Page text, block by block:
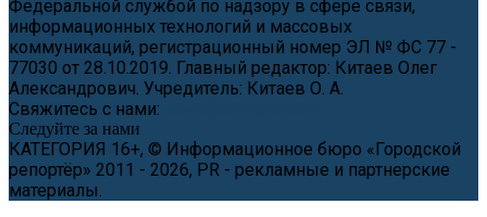
Федеральной службой по надзору в сфере связи,
информационных технологий и массовых
коммуникаций, регистрационный номер ЭЛ № ФС 77 -
77030 от 28.10.2019. Главный редактор: Китаев Олег
Александрович. Учредитель: Китаев О. А.
Свяжитесь с нами:
Следуйте за нами
КАТЕГОРИЯ 16+, © Информационное бюро «Городской
репортёр» 2011 - 2026, PR - рекламные и партнерские
материалы.